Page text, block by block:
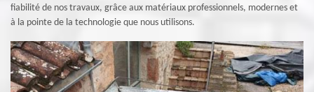
fiabilité de nos travaux, grâce aux matériaux professionnels, modernes et
à la pointe de la technologie que nous utilisons.